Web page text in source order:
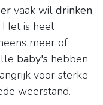
vaak wil drinken,
Het is heel
meer of
baby's hebben
voor sterke
weerstand.